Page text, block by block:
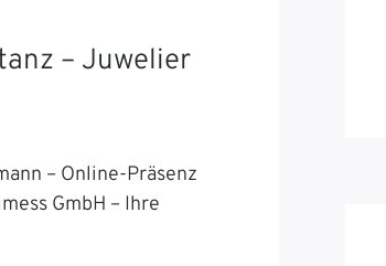
– Juwelier
– Online-Präsenz
GmbH – Ihre